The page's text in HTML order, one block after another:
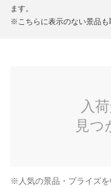
ます。
※こちらに表示のない景品も